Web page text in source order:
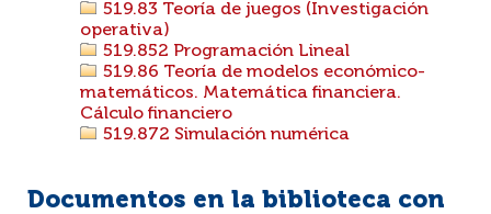
519.83 Teoría de juegos (Investigación
operativa)
519.852 Programación Lineal
519.86 Teoría de modelos económico-
matemáticos. Matemática financiera.
Cálculo financiero
519.872 Simulación numérica
Documentos en la biblioteca con